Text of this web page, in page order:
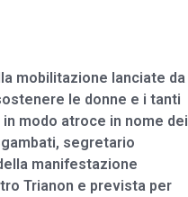
mobilitazione lanciate da
le donne e i tanti
modo atroce in nome dei
segretario
manifestazione
Trianon e prevista per